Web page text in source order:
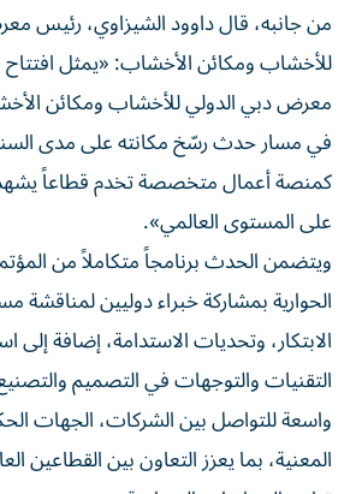
من جانبه، قال داوود الشيزاوي، رئيس
معرض دبي الدولي للأخشاب ومكائن
في مسار حدث رسّخ مكانته على مدى
كمنصة أعمال متخصصة تخدم قطاعاً
على المستوى العالمي».
ويتضمن الحدث برنامجاً متكاملاً من
الحوارية بمشاركة خبراء دوليين لمناقشة
الابتكار، وتحديات الاستدامة، إضافة
التقنيات والتوجهات في التصميم
واسعة للتواصل بين الشركات، الجهات
المعنية، بما يعزز التعاون بين القطاعين